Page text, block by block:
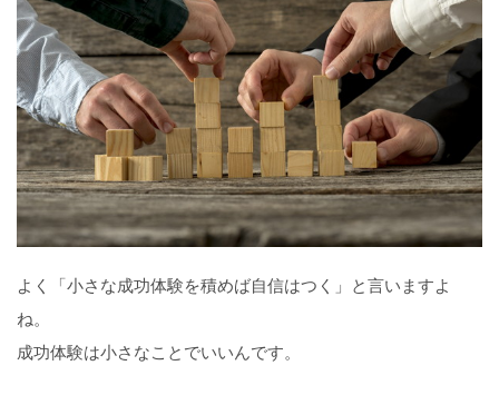
よく「小さな成功体験を積めば自信はつく」と言いますよ
ね。
成功体験は小さなことでいいんです。